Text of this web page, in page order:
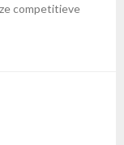
competitieve